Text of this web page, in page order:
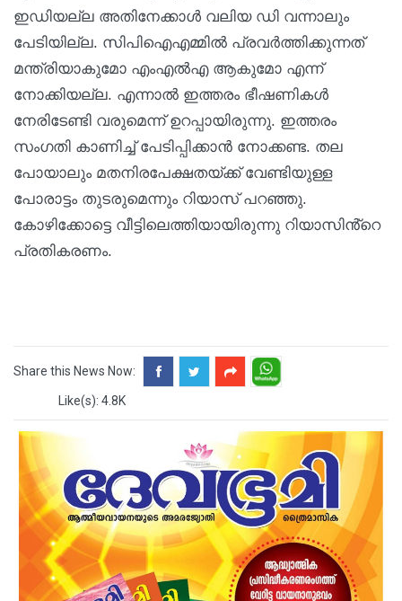
ഇഡിയല്ല അതിനേക്കാൾ വലിയ ഡി വന്നാലും
പേടിയില്ല. സിപിഐഎമ്മിൽ പ്രവർത്തിക്കുന്നത്
മന്ത്രിയാകുമോ എംഎൽഎ ആകുമോ എന്ന്
നോക്കിയല്ല. എന്നാൽ ഇത്തരം ഭീഷണികൾ
നേരിടേണ്ടി വരുമെന്ന് ഉറപ്പായിരുന്നു. ഇത്തരം
സംഗതി കാണിച്ച് പേടിപ്പിക്കാൻ നോക്കണ്ട. തല
പോയാലും മതനിരപേക്ഷതയ്ക്ക് വേണ്ടിയുള്ള
പോരാട്ടം തുടരുമെന്നും റിയാസ് പറഞ്ഞു.
കോഴിക്കോട്ടെ വീട്ടിലെത്തിയായിരുന്നു റിയാസിൻ്റെ
പ്രതികരണം.
Share this News Now:
Like(s): 4.8K